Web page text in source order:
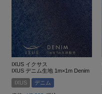
IXUS イクサス
IXUS デニム生地 1m×1m Denim
IXUS
デニム